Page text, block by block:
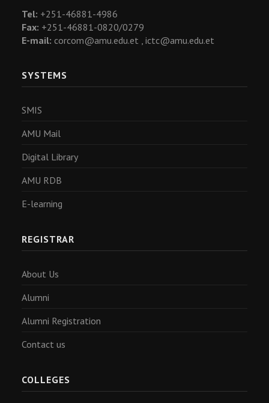
Tel: +251-46881-4986
Fax: +251-46881-0820/0279
E-mail: corcom@amu.edu.et , ictc@amu.edu.et
SYSTEMS
SMIS
AMU Mail
Digital Library
AMU RDB
E-learning
REGISTRAR
About Us
Alumni
Alumni Registration
Contact us
COLLEGES